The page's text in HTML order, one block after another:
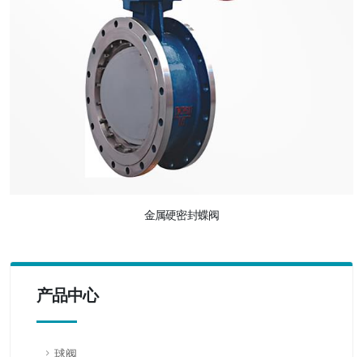
产品中心
球阀
金属硬密封蝶阀